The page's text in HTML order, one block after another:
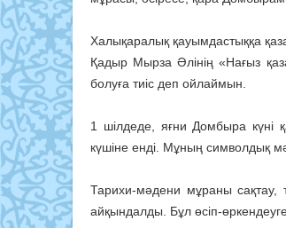
Халықаралық қауымдастыққа
Қадыр Мырза Әлінің «Нағыз
болуға тиіс деп ойлаймын.
1 шілдеде, яғни Домбыра күні
күшіне енді. Мұның символдық
Тарихи-мәдени мұраны сақтау,
айқындалды. Бұл өсіп-